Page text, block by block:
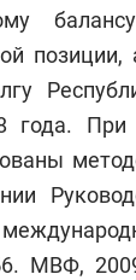
года. При
МВФ,